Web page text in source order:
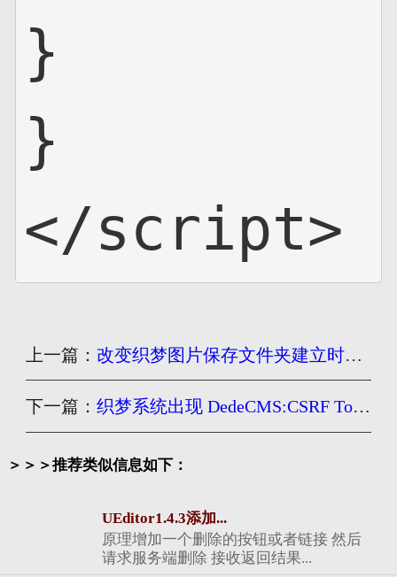
}
}
</script>
上一篇： 改变织梦图片保存文件夹建立时间格式
下一篇：织梦系统出现 DedeCMS:CSRF Token Check Failed 解决办法
＞＞＞推荐类似信息如下：
UEditor1.4.3添加...
原理增加一个删除的按钮或者链接 然后
请求服务端删除 接收返回结果...